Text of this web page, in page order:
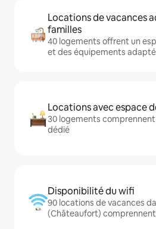
Locations de vacances
familles
40 logements offrent un
et des équipements
Locations avec espace
30 logements
dédié
Disponibilité du wifi
90 locations de vacances
(Châteaufort)